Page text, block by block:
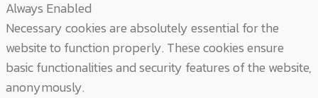
Always Enabled
Necessary cookies are absolutely essential for the
website to function properly. These cookies ensure
basic functionalities and security features of the website,
anonymously.